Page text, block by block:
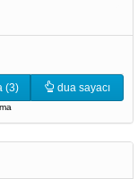
(3) dua sayacı